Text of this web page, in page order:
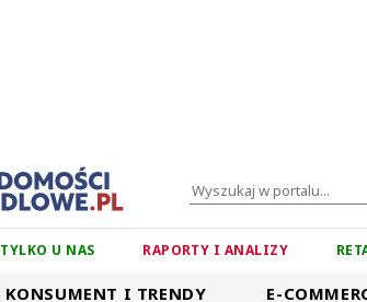
TYLKO U NAS RAPORTY I ANALIZY
KONSUMENT I TRENDY E-